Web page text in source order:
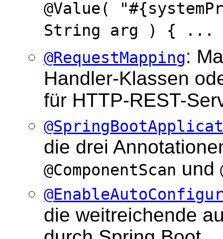
@Value(
String arg ) { ...
@RequestMapping:
Handler-Klassen
für HTTP-REST-
die drei
@ComponentScan und
die weitreichende